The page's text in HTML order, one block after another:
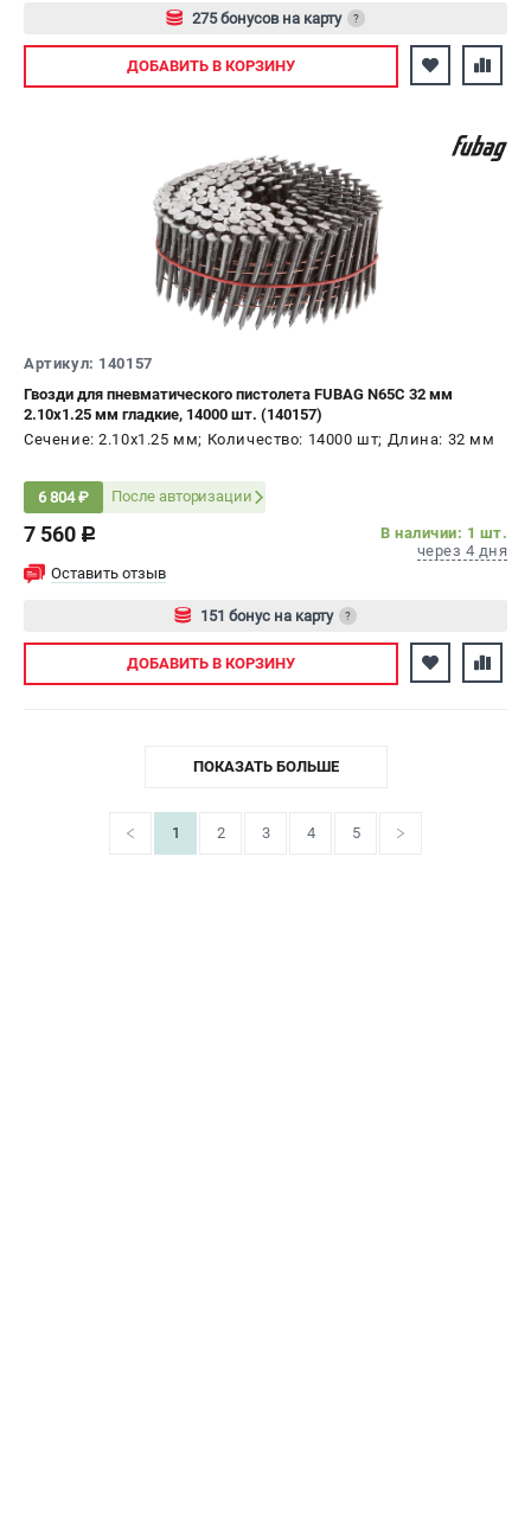
275 бонусов на карту ?
Авторизуйтесь
ДОБАВИТЬ В КОРЗИНУ
Артикул: 140157
Гвозди для пневматического пистолета FUBAG N65C 32 мм
2.10х1.25 мм гладкие, 14000 шт. (140157)
Сечение: 2.10х1.25 мм; Количество: 14000 шт; Длина: 32 мм
6 804 ₽ После авторизации
7 560 c
В наличии: 1 шт.
через 4 дня
Оставить отзыв
151 бонус на карту ?
Авторизуйтесь
ДОБАВИТЬ В КОРЗИНУ
1 2 3 4 5
ПОКАЗАТЬ БОЛЬШЕ